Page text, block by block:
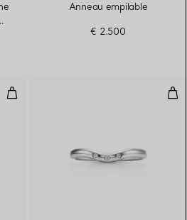
Anneau empilable
€ 2.500
Alliance